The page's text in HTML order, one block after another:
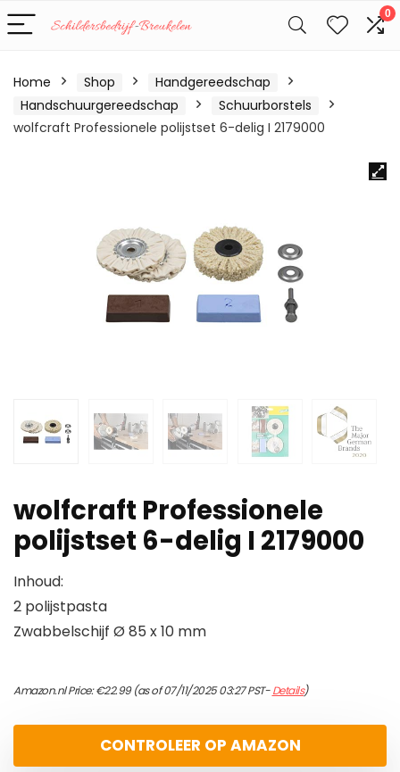
0
Home Shop
Handgereedschap
Handschuurgereedschap
Schuurborstels
wolfcraft Professionele polijstset 6-delig I 2179000
wolfcraft Professionele
polijstset 6-delig I 2179000
Inhoud:
2 polijstpasta
Zwabbelschijf Ø 85 x 10 mm
Amazon.nl Price:€22.99(as of 07/11/2025 03:27 PST-Details)
CONTROLEER OP AMAZON